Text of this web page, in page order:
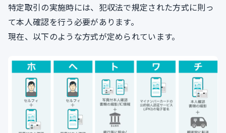
特定取引の実施時には、犯収法で規定された方式に則っ
て本人確認を行う必要があります。
現在、以下のような方式が定められています。